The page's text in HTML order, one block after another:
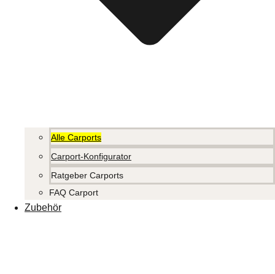
Alle Carports
Carport-Konfigurator
Ratgeber Carports
FAQ Carport
Zubehör